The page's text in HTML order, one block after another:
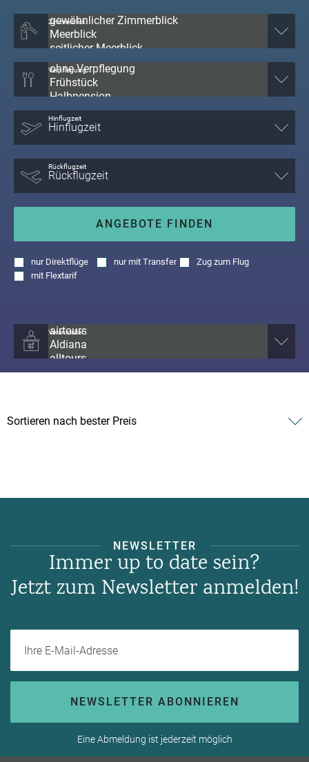
Zimmerblick
ANGEBOTE FINDEN
nur Direktflüge nurmit Transfer
Zug zum Flug
mit Flextarif
Verpflegung
Hinflugzeit
Rückflugzeit
Veranstalter
NEWSLETTER
Immer up to date sein?
Jetzt zum Newsletter anmelden!
NEWSLETTER ABONNIEREN
Eine Abmeldung ist jederzeit möglich